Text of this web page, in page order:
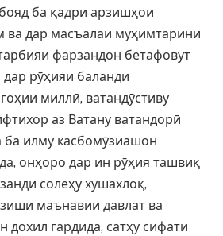
ба қадри арзишҳои
ва дар масъалаи муҳимтарини
фарзандон бетафовут
рӯҳияи баланди
миллӣ, ватандӯстиву
аз Ватану ватандорӣ
илму касбомӯзиашон
онҳоро дар ин рӯҳия ташвиқ
солеҳу хушахлоқ,
маънавии давлат ва
дохил гардида, сатҳу сифати